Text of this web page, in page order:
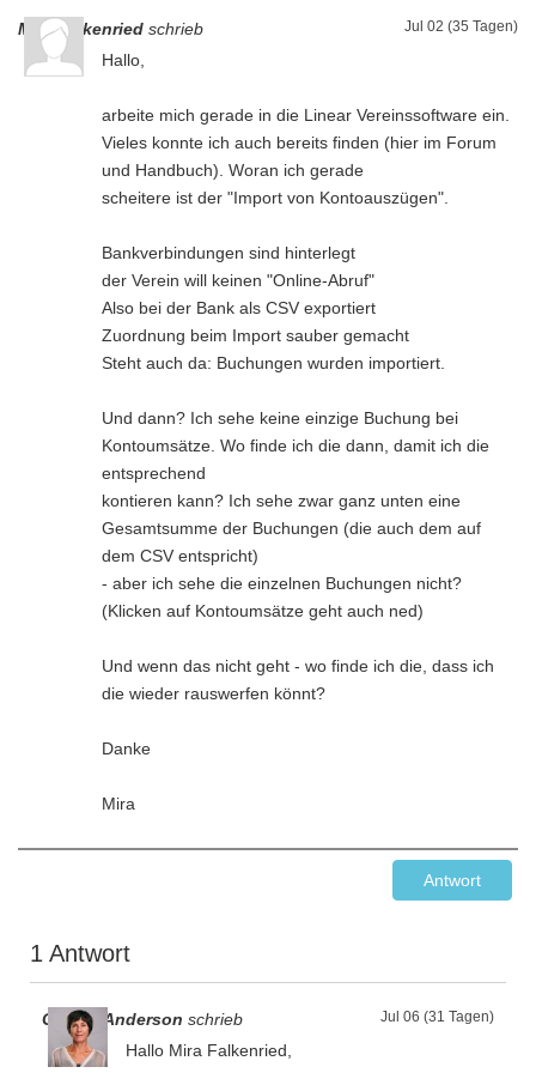
Jul 02 (35 Tagen)
Mira Falkenried schrieb
Hallo,
arbeite mich gerade in die Linear Vereinssoftware ein.
Vieles konnte ich auch bereits finden (hier im Forum
und Handbuch). Woran ich gerade
scheitere ist der "Import von Kontoauszügen".
Bankverbindungen sind hinterlegt
der Verein will keinen "Online-Abruf"
Also bei der Bank als CSV exportiert
Zuordnung beim Import sauber gemacht
Steht auch da: Buchungen wurden importiert.
Und dann? Ich sehe keine einzige Buchung bei
Kontoumsätze. Wo finde ich die dann, damit ich die
entsprechend
kontieren kann? Ich sehe zwar ganz unten eine
Gesamtsumme der Buchungen (die auch dem auf
dem CSV entspricht)
- aber ich sehe die einzelnen Buchungen nicht?
(Klicken auf Kontoumsätze geht auch ned)
Und wenn das nicht geht - wo finde ich die, dass ich
die wieder rauswerfen könnt?
Danke
Mira
Antwort
1 Antwort
Jul 06 (31 Tagen)
Gesine Anderson schrieb
Hallo Mira Falkenried,